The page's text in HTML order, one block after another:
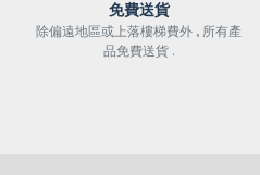
免費送貨
除偏遠地區或上落樓梯費外 , 所有產
品免費送貨 .